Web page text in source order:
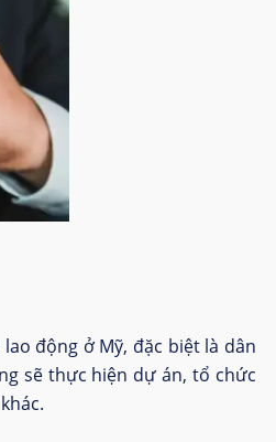
động ở Mỹ, đặc biệt là dân
sẽ thực hiện dự án, tổ chức